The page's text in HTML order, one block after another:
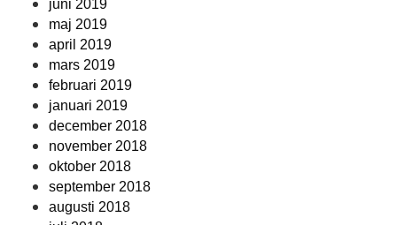
juni 2019
maj 2019
april 2019
mars 2019
februari 2019
januari 2019
december 2018
november 2018
oktober 2018
september 2018
augusti 2018